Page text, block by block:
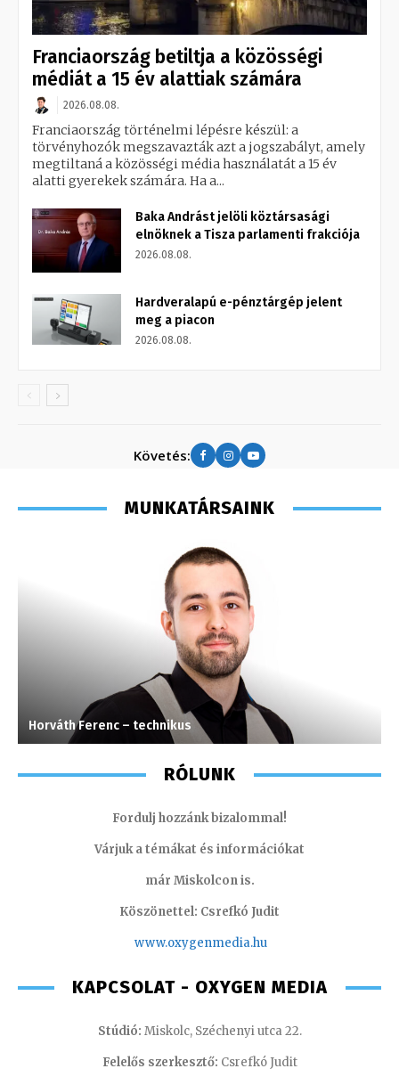
Franciaország betiltja a közösségi
médiát a 15 év alattiak számára
2026.08.08.
Franciaország történelmi lépésre készül: a
törvényhozók megszavazták azt a jogszabályt, amely
megtiltaná a közösségi média használatát a 15 év
alatti gyerekek számára. Ha a...
Baka Andrást jelöli köztársasági
elnöknek a Tisza parlamenti frakciója
2026.08.08.
Hardveralapú e-pénztárgép jelent
meg a piacon
2026.08.08.
Követés:
MUNKATÁRSAINK
Horváth Ferenc – technikus
RÓLUNK
Fordulj hozzánk bizalommal!
Várjuk a témákat és információkat
már Miskolcon is.
Köszönettel: Csrefkó Judit
www.oxygenmedia.hu
KAPCSOLAT - OXYGEN MEDIA
Stúdió: Miskolc, Széchenyi utca 22.
Felelős szerkesztő: Csrefkó Judit